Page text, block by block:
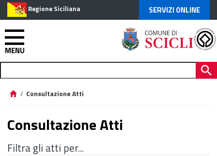
Regione Siciliana SERVIZI ONLINE
MENU
/ Consultazione Atti
Consultazione Atti
Filtra gli atti per...